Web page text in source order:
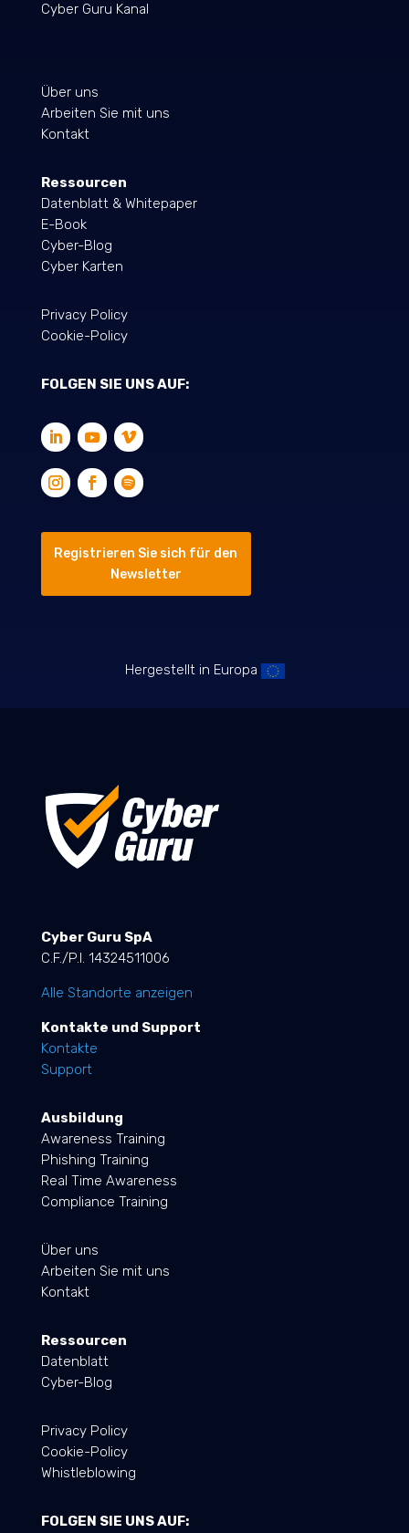
Cyber Guru Kanal
Über uns
Arbeiten Sie mit uns
Kontakt
Ressourcen
Datenblatt & Whitepaper
E-Book
Cyber-Blog
Cyber Karten
Privacy Policy
Cookie-Policy
FOLGEN SIE UNS AUF:
Registrieren Sie sich für den
Newsletter
Hergestellt in Europa
Cyber Guru SpA
C.F./P.I. 14324511006
Alle Standorte anzeigen
Kontakte und Support
Kontakte
Support
Ausbildung
Awareness Training
Phishing Training
Real Time Awareness
Compliance Training
Über uns
Arbeiten Sie mit uns
Kontakt
Ressourcen
Datenblatt
Cyber-Blog
Privacy Policy
Cookie-Policy
Whistleblowing
FOLGEN SIE UNS AUF: